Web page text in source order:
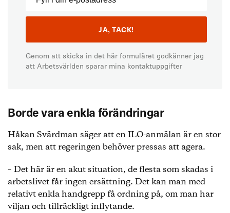
Genom att skicka in det här formuläret godkänner jag
att Arbetsvärlden sparar mina kontaktuppgifter
Borde vara enkla förändringar
Håkan Svärdman säger att en ILO-anmälan är en stor
sak, men att regeringen behöver pressas att agera.
– Det här är en akut situation, de flesta som skadas i
arbetslivet får ingen ersättning. Det kan man med
relativt enkla handgrepp få ordning på, om man har
viljan och tillräckligt inflytande.